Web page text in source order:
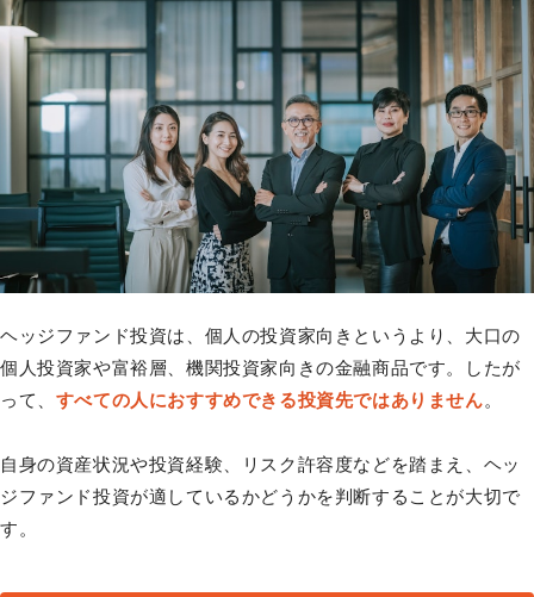
ヘッジファンド投資は、個人の投資家向きというより、大口の
個人投資家や富裕層、機関投資家向きの金融商品です。したが
って、 すべての人におすすめできる投資先ではありません。
自身の資産状況や投資経験、リスク許容度などを踏まえ、ヘッ
ジファンド投資が適しているかどうかを判断することが大切で
す。